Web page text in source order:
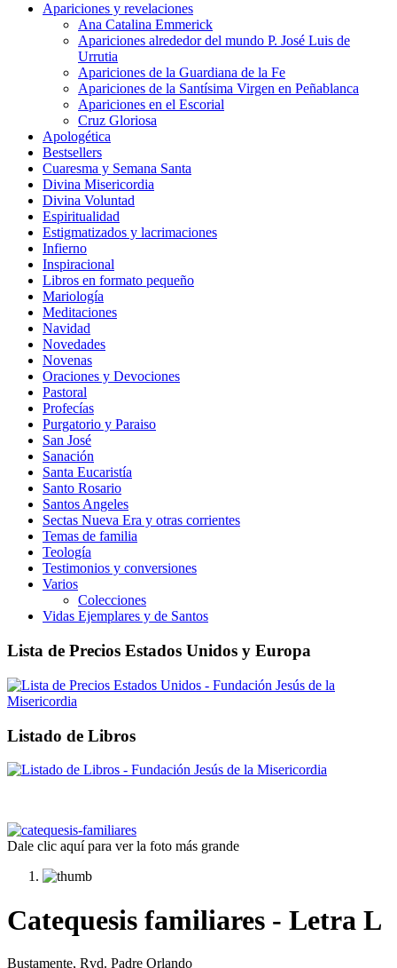
Apariciones y revelaciones
Ana Catalina Emmerick
Apariciones alrededor del mundo P. José Luis de
Urrutia
Apariciones de la Guardiana de la Fe
Apariciones de la Santísima Virgen en Peñablanca
Apariciones en el Escorial
Cruz Gloriosa
Apologética
Bestsellers
Cuaresma y Semana Santa
Divina Misericordia
Divina Voluntad
Espiritualidad
Estigmatizados y lacrimaciones
Infierno
Inspiracional
Libros en formato pequeño
Mariología
Meditaciones
Navidad
Novedades
Novenas
Oraciones y Devociones
Pastoral
Profecías
Purgatorio y Paraiso
San José
Sanación
Santa Eucaristía
Santo Rosario
Santos Angeles
Sectas Nueva Era y otras corrientes
Temas de familia
Teología
Testimonios y conversiones
Varios
Colecciones
Vidas Ejemplares y de Santos
Lista de Precios Estados Unidos y Europa
Listado de Libros
Dale clic aquí para ver la foto más grande
Catequesis familiares - Letra L
Bustamente, Rvd. Padre Orlando